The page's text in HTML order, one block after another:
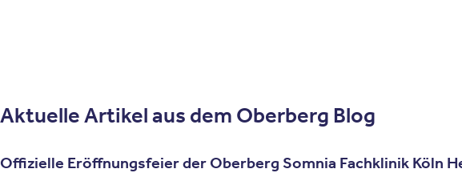
Aktuelle Artikel aus dem Oberberg Blog
Offizielle Eröffnungsfeier der Oberberg Somnia Fachklinik Köln